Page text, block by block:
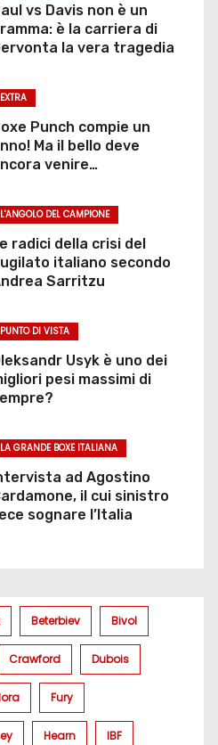
vs Davis non è un
è la carriera di
la vera tragedia
EXTRA
Punch compie un
Ma il bello deve
venire…
L'ANGOLO DEL CAMPIONE
radici della crisi del
italiano secondo
Sarritzu
PUNTO DI VISTA
Usyk è uno dei
pesi massimi di
LA GRANDE BOXE ITALIANA
ad Agostino
il cui sinistro
sognare l’Italia
Beterbiev Bivol
Crawford Dubois
Fury
Hearn IBF